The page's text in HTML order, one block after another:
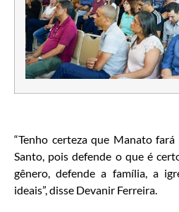
“Tenho certeza que Manato
Santo, pois defende o que é
gênero, defende a família, a
ideais”, disse Devanir Ferreira.